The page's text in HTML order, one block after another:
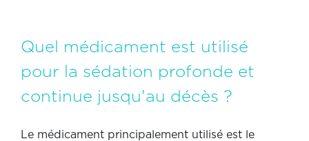
Quel médicament est utilisé
pour la sédation profonde et
continue jusqu'au décès ?
Le médicament principalement utilisé est le